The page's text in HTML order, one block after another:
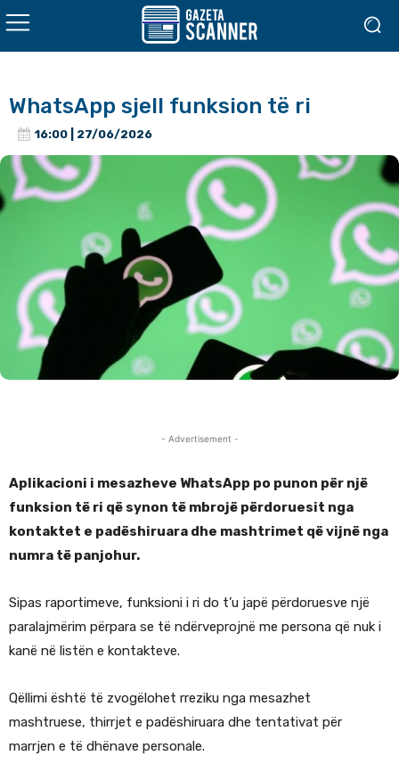
WhatsApp sjell funksion të ri
16:00 | 27/06/2026
- Advertisement -
Aplikacioni i mesazheve WhatsApp po punon për një
funksion të ri që synon të mbrojë përdoruesit nga
kontaktet e padëshiruara dhe mashtrimet që vijnë nga
numra të panjohur.
Sipas raportimeve, funksioni i ri do t’u japë përdoruesve një
paralajmërim përpara se të ndërveprojnë me persona që nuk i
kanë në listën e kontakteve.
Qëllimi është të zvogëlohet rreziku nga mesazhet
mashtruese, thirrjet e padëshiruara dhe tentativat për
marrjen e të dhënave personale.